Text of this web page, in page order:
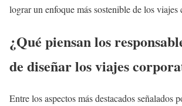
lograr un enfoque más sostenible de los viajes
¿Qué piensan los
de diseñar los viajes
Entre los aspectos más destacados señalados